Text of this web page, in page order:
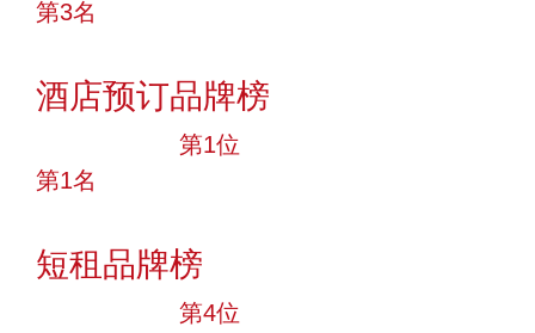
第3名
酒店预订品牌榜
第1位
第1名
短租品牌榜
第4位